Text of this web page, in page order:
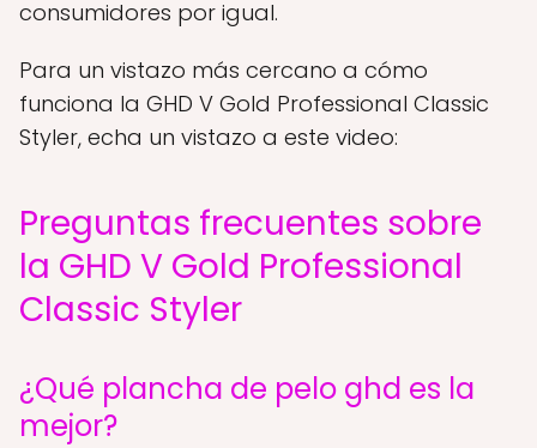
consumidores por igual.
Para un vistazo más cercano a cómo
funciona la GHD V Gold Professional Classic
Styler, echa un vistazo a este video:
Preguntas frecuentes sobre
la GHD V Gold Professional
Classic Styler
¿Qué plancha de pelo ghd es la
mejor?